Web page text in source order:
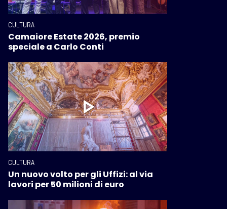
CULTURA
Camaiore Estate 2026, premio
speciale a Carlo Conti
CULTURA
Un nuovo volto per gli Uffizi: al via
lavori per 50 milioni di euro